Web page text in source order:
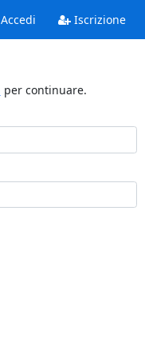
Iscrizione
per continuare.